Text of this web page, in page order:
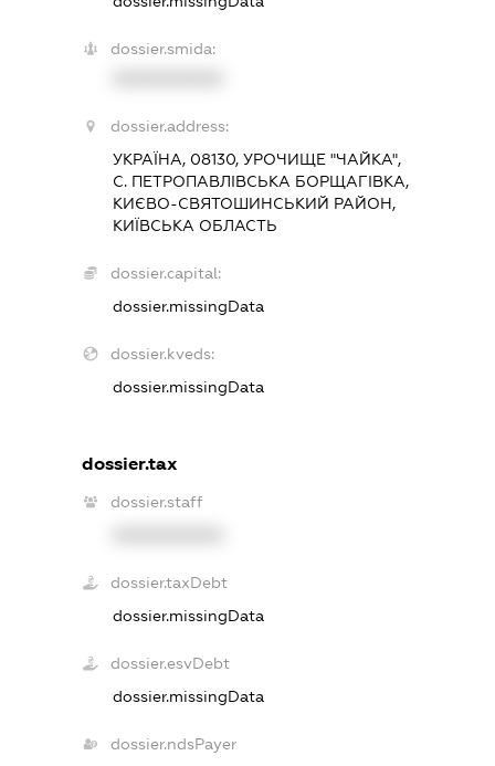
dossier.smida:
dossier.address:
УКРАЇНА, 08130, УРОЧИЩЕ "ЧАЙКА",
С. ПЕТРОПАВЛІВСЬКА БОРЩАГІВКА,
КИЄВО-СВЯТОШИНСЬКИЙ РАЙОН,
КИЇВСЬКА ОБЛАСТЬ
dossier.capital:
dossier.missingData
dossier.kveds:
dossier.missingData
dossier.tax
dossier.staff
dossier.taxDebt
dossier.missingData
dossier.esvDebt
dossier.missingData
dossier.ndsPayer